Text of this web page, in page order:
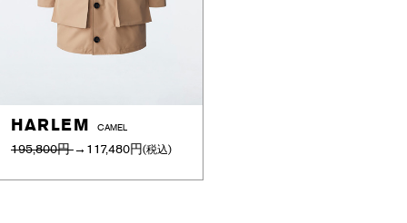
HARLEM CAMEL
195,800円→ 117,480円(税込)